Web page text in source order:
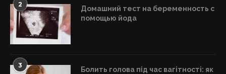
2
Домашний тест на беременность с
помощью йода
3
Болить голова під час вагітності: як